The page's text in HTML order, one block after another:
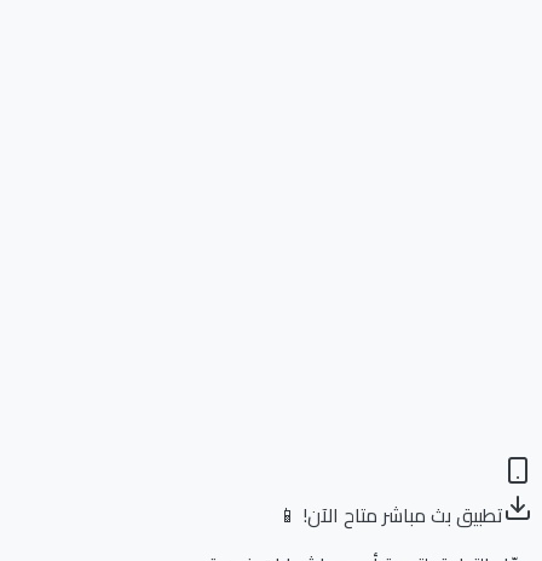
تطبيق بث مباشر متاح الآن! 📱